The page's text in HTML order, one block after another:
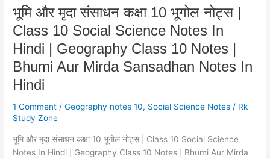
भूमि और मृदा संसाधन कक्षा 10 भूगोल नोट्स |
Class 10 Social Science Notes In
Hindi | Geography Class 10 Notes |
Bhumi Aur Mirda Sansadhan Notes In
Hindi
1 Comment /Geography notes 10, Social Science Notes / Rk
Study Zone
भूमि और मृदा संसाधन कक्षा 10 भूगोल नोट्स | Class 10 Social Science
Notes In Hindi | Geography Class 10 Notes | Bhumi Aur Mirda
Social
Science
Notes
In
|
Geography
10
Notes
|
Bhumi